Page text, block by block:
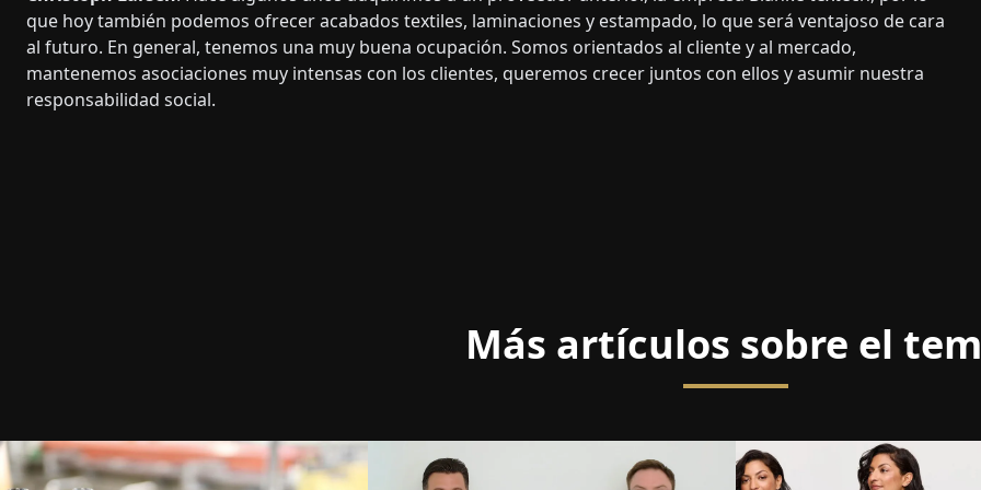
que hoy también podemos ofrecer acabados textiles, laminaciones y estampado, lo que será ventajoso de cara
al futuro. En general, tenemos una muy buena ocupación. Somos orientados al cliente y al mercado,
mantenemos asociaciones muy intensas con los clientes, queremos crecer juntos con ellos y asumir nuestra
responsabilidad social.
Más artículos sobre el